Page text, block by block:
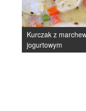
Kurczak z
jogurtowym